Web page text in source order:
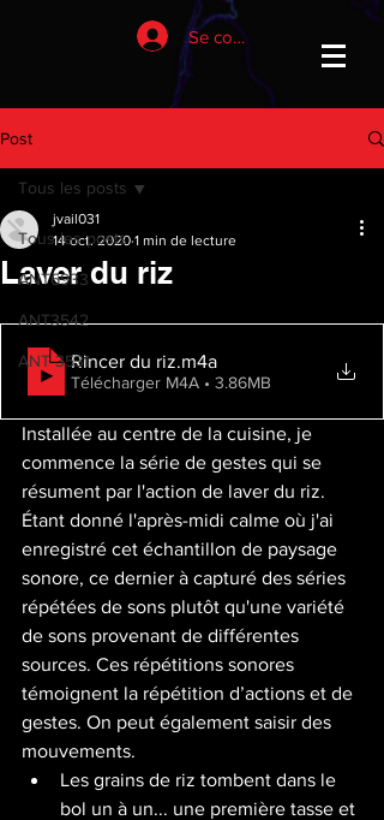
Se connecter
Post
Tous les posts
ANT6933
ANT3542
ANT 3531
Tous les posts
Laver du riz
jvail031
14 oct. 2020 1 min de lecture
Rincer du riz.m4a
Télécharger M4A • 3.86MB
Installée au centre de la cuisine, je
commence la série de gestes qui se
résument par l'action de laver du riz.
Étant donné l'après-midi calme où j'ai
enregistré cet échantillon de paysage
sonore, ce dernier à capturé des séries
répétées de sons plutôt qu'une variété
de sons provenant de différentes
sources. Ces répétitions sonores
témoignent la répétition d’actions et de
gestes. On peut également saisir des
mouvements.
Les grains de riz tombent dans le
bol un à un... une première tasse et